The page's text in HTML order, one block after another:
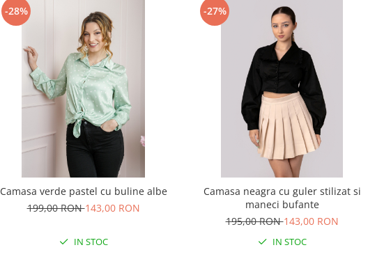
-28%
Camasa verde pastel cu buline albe
199,00 RON143,00 RON
IN STOC
-27%
Camasa neagra cu guler stilizat si
maneci bufante
195,00 RON143,00 RON
IN STOC